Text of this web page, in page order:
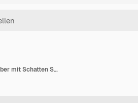
Frankreich-Flagge-Symbol auf Papier quadratischer Aufkleber mit Schatten Schaltfläche für mobile Anwendung oder Web Vektor